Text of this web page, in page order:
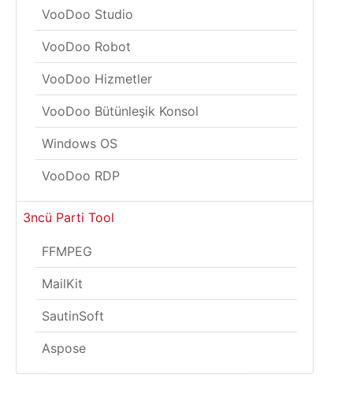
VooDoo Studio
VooDoo Robot
VooDoo Hizmetler
VooDoo Bütünleşik Konsol
Windows OS
VooDoo RDP
3ncü Parti Tool
FFMPEG
MailKit
SautinSoft
Aspose